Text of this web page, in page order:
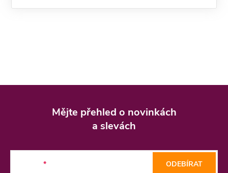
Mějte přehled o novinkách
a slevách
ODEBÍRAT